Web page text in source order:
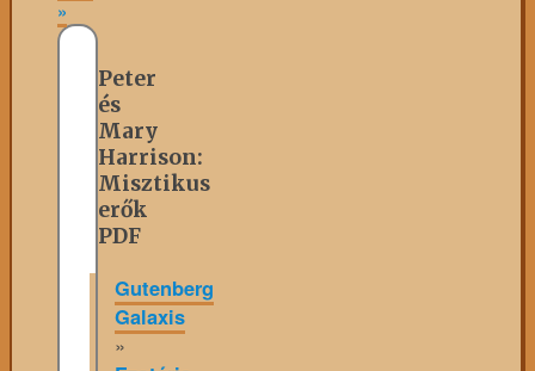
»
Peter
és
Mary
Harrison:
Misztikus
erők
PDF
Gutenberg
Galaxis
»